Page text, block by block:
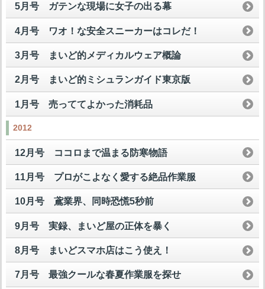
5月号 ガテンな現場に女子の出る幕
4月号 ワオ！な安全スニーカーはコレだ！
3月号 まいど的メディカルウェア概論
2月号 まいど的ミシュランガイド東京版
1月号 売っててよかった消耗品
2012
12月号 ココロまで温まる防寒物語
11月号 プロがこよなく愛する絶品作業服
10月号 鳶業界、同時恐慌5秒前
9月号 実録、まいど屋の正体を暴く
8月号 まいどスマホ店はこう使え！
7月号 最強クールな春夏作業服を探せ